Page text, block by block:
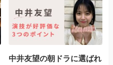
中井友望の朝ドラに選ばれ